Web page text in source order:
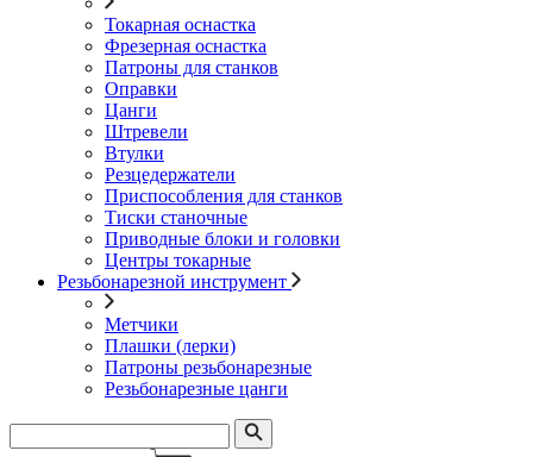
Токарная оснастка
Фрезерная оснастка
Патроны для станков
Оправки
Цанги
Штревели
Втулки
Резцедержатели
Приспособления для станков
Тиски станочные
Приводные блоки и головки
Центры токарные
Резьбонарезной инструмент
Метчики
Плашки (лерки)
Патроны резьбонарезные
Резьбонарезные цанги